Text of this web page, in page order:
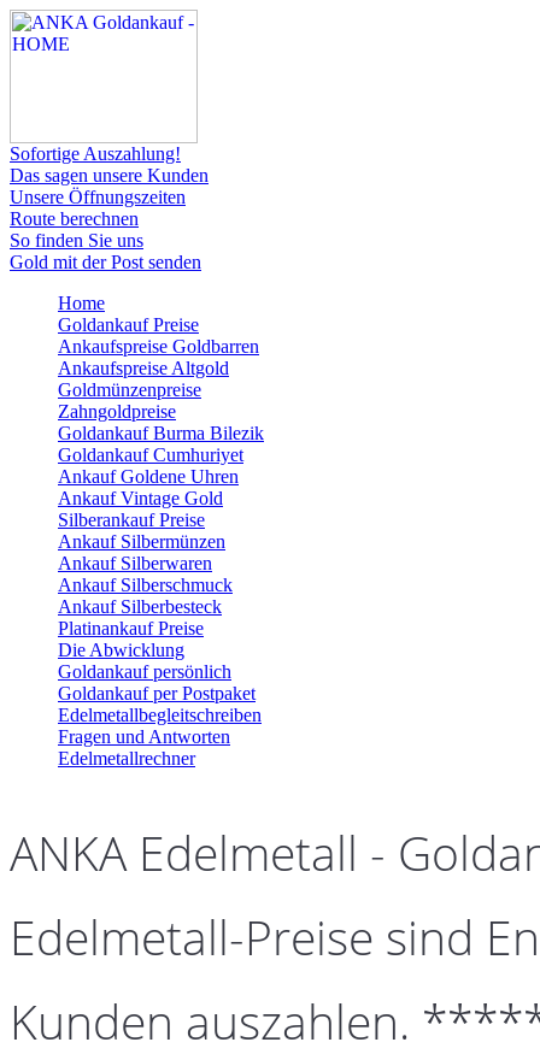
Sofortige Auszahlung!
Das sagen unsere Kunden
Unsere Öffnungszeiten
Route berechnen
So finden Sie uns
Gold mit der Post senden
Home
Goldankauf Preise
Ankaufspreise Goldbarren
Ankaufspreise Altgold
Goldmünzenpreise
Zahngoldpreise
Goldankauf Burma Bilezik
Goldankauf Cumhuriyet
Ankauf Goldene Uhren
Ankauf Vintage Gold
Silberankauf Preise
Ankauf Silbermünzen
Ankauf Silberwaren
Ankauf Silberschmuck
Ankauf Silberbesteck
Platinankauf Preise
Die Abwicklung
Goldankauf persönlich
Goldankauf per Postpaket
Edelmetallbegleitschreiben
Fragen und Antworten
Edelmetallrechner
ANKA Edelmetall -
Edelmetall-Preise sind
Kunden auszahlen.